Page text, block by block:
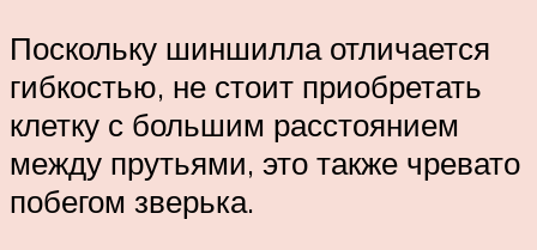
Поскольку шиншилла отличается
гибкостью, не стоит приобретать
клетку с большим расстоянием
между прутьями, это также чревато
побегом зверька.